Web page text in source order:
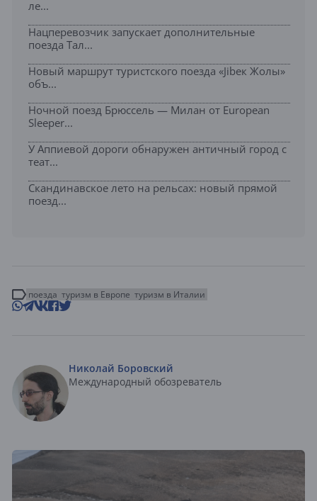
ле...
Нацперевозчик запускает дополнительные
поезда Тал...
Новый маршрут туристского поезда «Jibек Жолы»
объ...
Ночной поезд Брюссель — Милан от European
Sleeper...
У Аппиевой дороги обнаружен античный город с
теат...
Скандинавское лето на рельсах: новый прямой
поезд...
поезда туризм в Европе туризм в Италии
Николай Боровский
Международный обозреватель